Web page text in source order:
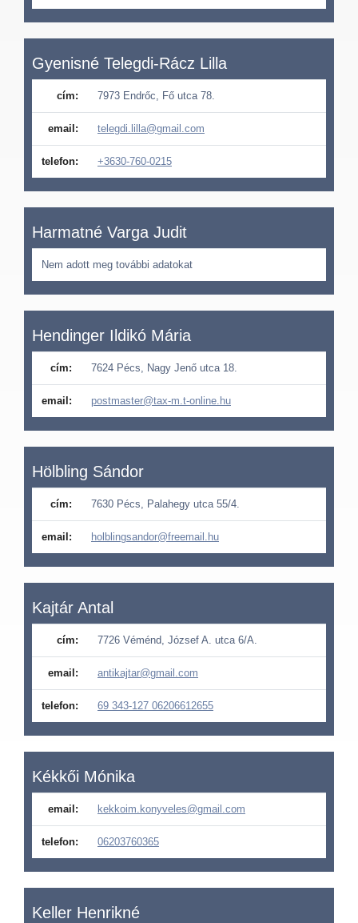
Gyenisné Telegdi-Rácz Lilla
cím: 7973 Endrőc, Fő utca 78.
email: telegdi.lilla@gmail.com
telefon: +3630-760-0215
Harmatné Varga Judit
Nem adott meg további adatokat
Hendinger Ildikó Mária
cím: 7624 Pécs, Nagy Jenő utca 18.
email: postmaster@tax-m.t-online.hu
Hölbling Sándor
cím: 7630 Pécs, Palahegy utca 55/4.
email: holblingsandor@freemail.hu
Kajtár Antal
cím: 7726 Véménd, József A. utca 6/A.
email: antikajtar@gmail.com
telefon: 69 343-127 06206612655
Kékkői Mónika
email: kekkoim.konyveles@gmail.com
telefon: 06203760365
Keller Henrikné